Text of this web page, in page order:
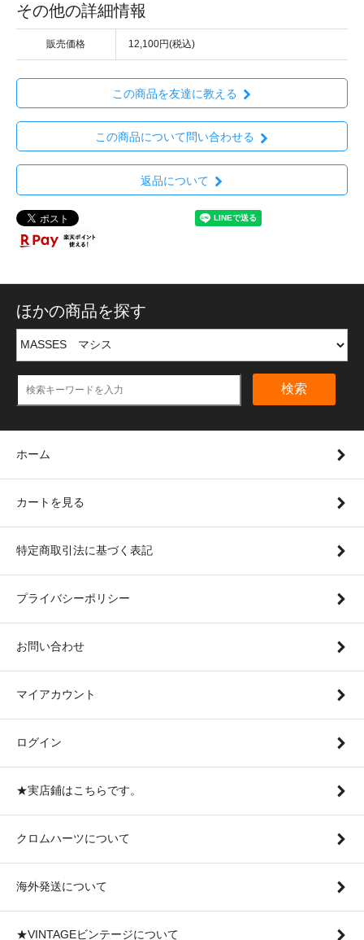
その他の詳細情報
販売価格 12,100円(税込)
この商品を友達に教える
この商品について問い合わせる
返品について
ほかの商品を探す
検索
ホーム
カートを見る
特定商取引法に基づく表記
プライバシーポリシー
お問い合わせ
マイアカウント
ログイン
★実店鋪はこちらです。
クロムハーツについて
海外発送について
★VINTAGEビンテージについて